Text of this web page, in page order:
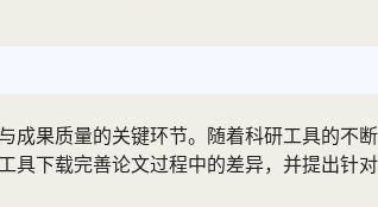
成果质量的关键环节。随着科研工具的
下载完善论文过程中的差异，并提出针